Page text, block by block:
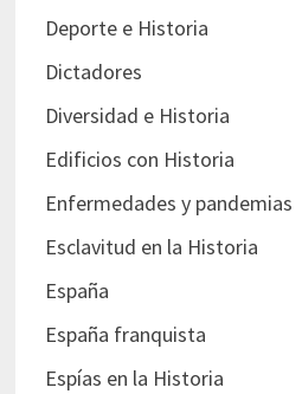
Deporte e Historia
Dictadores
Diversidad e Historia
Edificios con Historia
Enfermedades y pandemias
Esclavitud en la Historia
España
España franquista
Espías en la Historia